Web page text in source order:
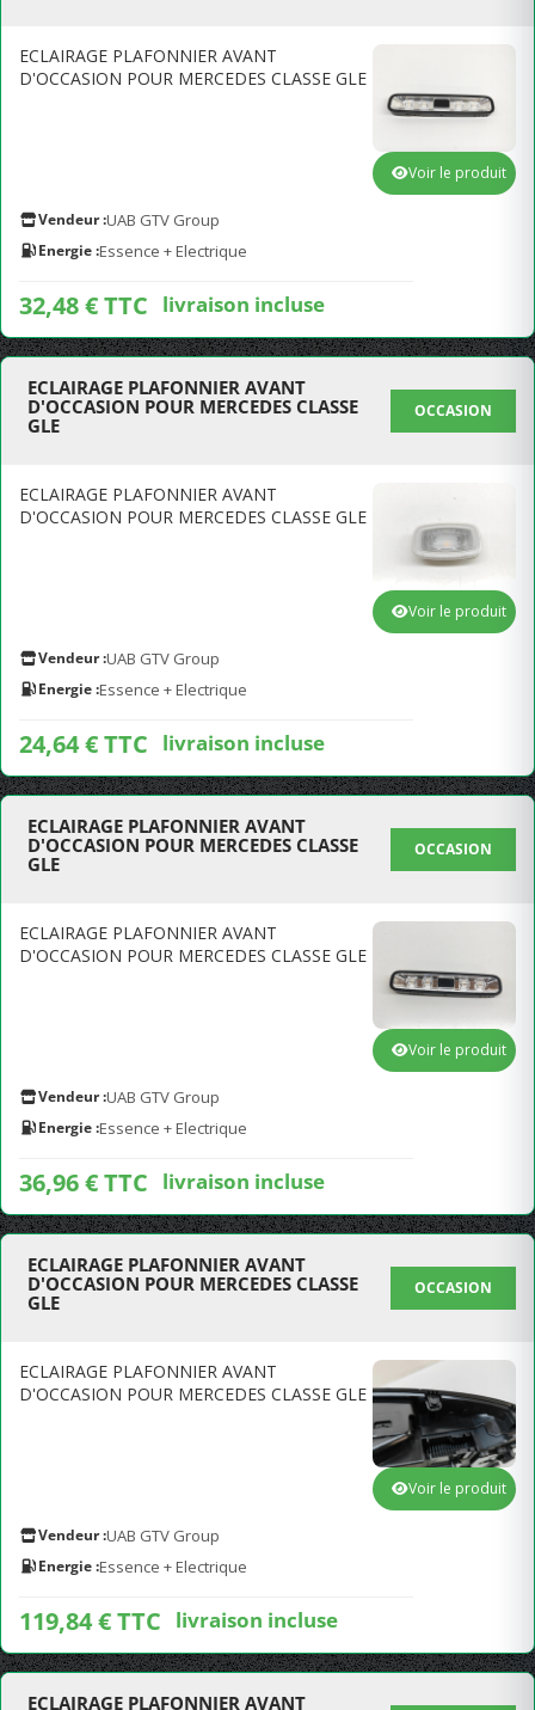
ECLAIRAGE PLAFONNIER AVANT
D'OCCASION POUR MERCEDES CLASSE GLE
Vendeur :UAB GTV Group
Energie :Essence + Electrique
32,48 € TTC livraison incluse
Voir le produit
ECLAIRAGE PLAFONNIER AVANT
D'OCCASION POUR MERCEDES CLASSE
GLE
OCCASION
ECLAIRAGE PLAFONNIER AVANT
D'OCCASION POUR MERCEDES CLASSE GLE
Vendeur :UAB GTV Group
Energie :Essence + Electrique
24,64 € TTC livraison incluse
Voir le produit
ECLAIRAGE PLAFONNIER AVANT
D'OCCASION POUR MERCEDES CLASSE
GLE
OCCASION
ECLAIRAGE PLAFONNIER AVANT
D'OCCASION POUR MERCEDES CLASSE GLE
Vendeur :UAB GTV Group
Energie :Essence + Electrique
36,96 € TTC livraison incluse
Voir le produit
ECLAIRAGE PLAFONNIER AVANT
D'OCCASION POUR MERCEDES CLASSE
GLE
OCCASION
ECLAIRAGE PLAFONNIER AVANT
D'OCCASION POUR MERCEDES CLASSE GLE
Vendeur :UAB GTV Group
Energie :Essence + Electrique
119,84 € TTC livraison incluse
Voir le produit
ECLAIRAGE PLAFONNIER AVANT